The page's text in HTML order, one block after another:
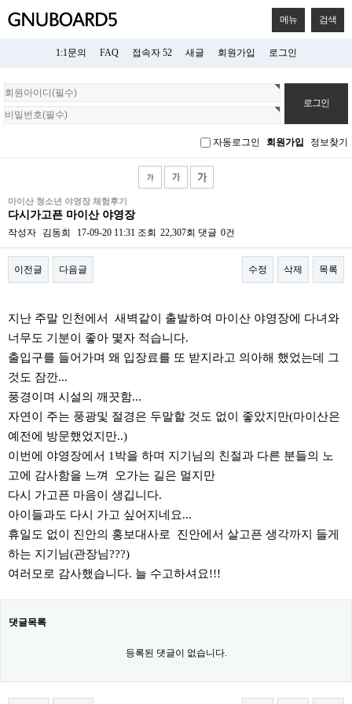
메뉴 검색
1:1문의 FAQ 접속자 52 새글 회원가입 로그인
회
원
로
자동로그인 회원가입 정보찾기
마이산 청소년 야영장 체험후기
다시가고픈 마이산 야영장
작성자 김동희 17-09-20 11:31 조회 22,307회 댓글 0건
이전글 다음글 수정 삭제 목록
지난 주말 인천에서 새벽같이 출발하여 마이산 야영장에 다녀와
너무도 기분이 좋아 몇자 적습니다.
출입구를 들어가며 왜 입장료를 또 받지라고 의아해 했었는데 그
것도 잠깐...
풍경이며 시설의 깨끗함...
자연이 주는 풍광및 절경은 두말할 것도 없이 좋았지만(마이산은
예전에 방문했었지만..)
이번에 야영장에서 1박을 하며 지기님의 친절과 다른 분들의 노
고에 감사함을 느껴 오가는 길은 멀지만
다시 가고픈 마음이 생깁니다.
아이들과도 다시 가고 싶어지네요...
휴일도 없이 진안의 홍보대사로 진안에서 살고픈 생각까지 들게
하는 지기님(관장님???)
여러모로 감사했습니다. 늘 수고하셔요!!!
댓글목록
등록된 댓글이 없습니다.